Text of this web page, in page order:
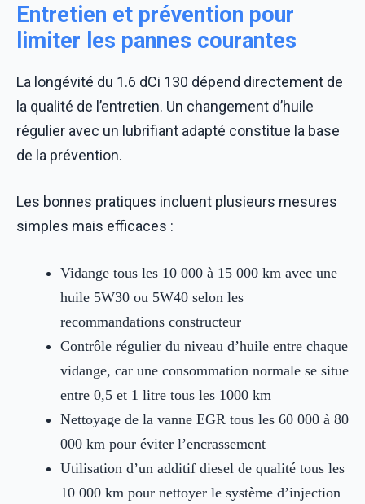
Entretien et prévention pour
limiter les pannes courantes
La longévité du 1.6 dCi 130 dépend directement de
la qualité de l’entretien. Un changement d’huile
régulier avec un lubrifiant adapté constitue la base
de la prévention.
Les bonnes pratiques incluent plusieurs mesures
simples mais efficaces :
Vidange tous les 10 000 à 15 000 km avec une
huile 5W30 ou 5W40 selon les
recommandations constructeur
Contrôle régulier du niveau d’huile entre chaque
vidange, car une consommation normale se situe
entre 0,5 et 1 litre tous les 1000 km
Nettoyage de la vanne EGR tous les 60 000 à 80
000 km pour éviter l’encrassement
Utilisation d’un additif diesel de qualité tous les
10 000 km pour nettoyer le système d’injection